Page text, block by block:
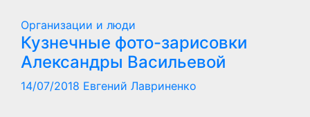
Организации и люди
Кузнечные фото-зарисовки
Александры Васильевой
14/07/2018 Евгений Лавриненко